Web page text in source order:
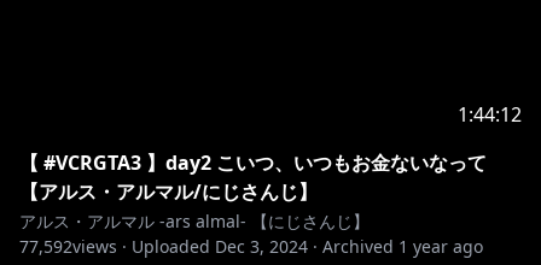
https://shop.nijisanji.jp/1082
1:44:12
【 #VCRGTA3 】day2 こいつ、いつもお金ないなって
【アルス・アルマル/にじさんじ】
アルス・アルマル -ars almal- 【にじさんじ】
77,592views · Uploaded Dec 3, 2024 · Archived 1 year ago